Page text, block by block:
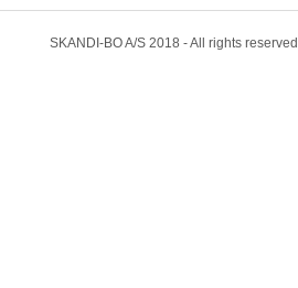
SKANDI-BO A/S 2018 - All rights reserved